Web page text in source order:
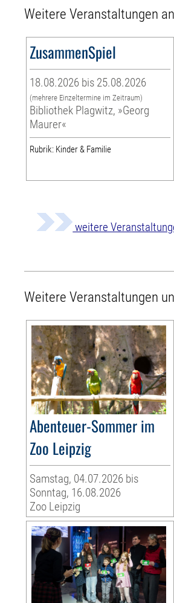
Weitere Veranstaltungen
ZusammenSpiel
18.08.2026 bis 25.08.2026
(mehrere Einzeltermine im Zeitraum)
Bibliothek Plagwitz, »Georg
Maurer«
Rubrik: Kinder & Familie
weitere
Weitere Veranstaltungen
Abenteuer-Sommer im
Zoo Leipzig
Samstag, 04.07.2026 bis
Sonntag, 16.08.2026
Zoo Leipzig